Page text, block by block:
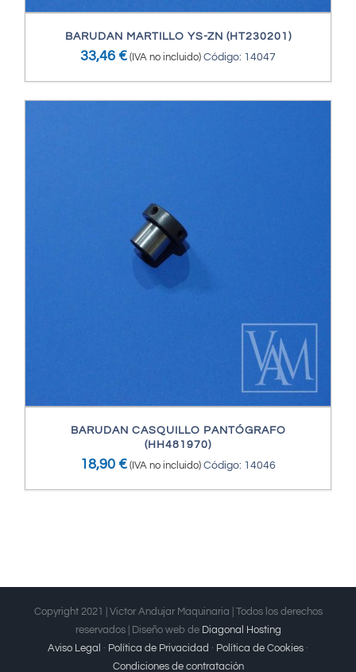
BARUDAN MARTILLO YS-ZN (HT230201)
33,46 € (IVA no incluido) Código: 14047
BARUDAN CASQUILLO PANTÓGRAFO
(HH481970)
18,90 € (IVA no incluido) Código: 14046
Copyright 2021 | Victor Andujar Maquinaria | Todos los derechos
reservados | Diseño web de Diagonal Hosting
Aviso Legal · Política de Privacidad · Política de Cookies ·
Condiciones de contratación